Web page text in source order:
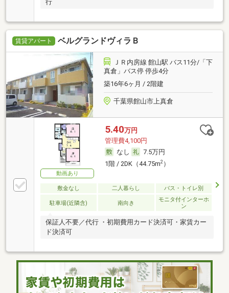
行
賃貸アパート ベルグランドヴィラＢ
ＪＲ内房線 館山駅 バス11分/「下
真倉」バス停 停歩4分
築16年6ヶ月 / 2階建
千葉県館山市上真倉
動画あり
5.40万円
管理費4,100円
なし
7.5万円
1階 / 2DK（44.75m2）
敷金なし 二人暮らし バス・トイレ別
駐車場(近隣含) 南向き
モニタ付インターホ
ン
保証人不要／代行 ・初期費用カード決済可・家賃カー
ド決済可